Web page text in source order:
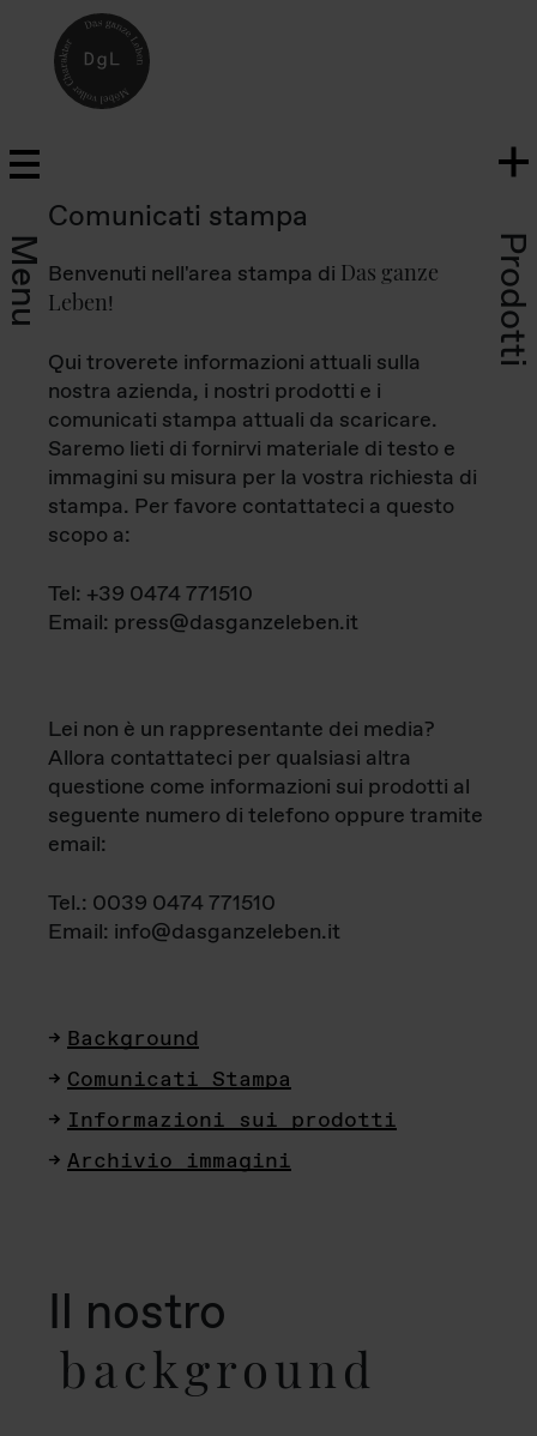
Menu Prodotti
Comunicati stampa
Benvenuti nell'area stampa di Das ganze
Leben!
Qui troverete informazioni attuali sulla
nostra azienda, i nostri prodotti e i
comunicati stampa attuali da scaricare.
Saremo lieti di fornirvi materiale di testo e
immagini su misura per la vostra richiesta di
stampa. Per favore contattateci a questo
scopo a:
Tel: +39 0474 771510
Email: press@dasganzeleben.it
Lei non è un rappresentante dei media?
Allora contattateci per qualsiasi altra
questione come informazioni sui prodotti al
seguente numero di telefono oppure tramite
email:
Tel.: 0039 0474 771510
Email: info@dasganzeleben.it
Background
Comunicati Stampa
Informazioni sui prodotti
Archivio immagini
Il nostro
background